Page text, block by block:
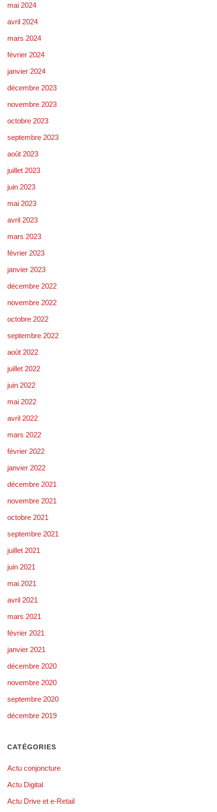
mai 2024
avril 2024
mars 2024
février 2024
janvier 2024
décembre 2023
novembre 2023
octobre 2023
septembre 2023
août 2023
juillet 2023
juin 2023
mai 2023
avril 2023
mars 2023
février 2023
janvier 2023
décembre 2022
novembre 2022
octobre 2022
septembre 2022
août 2022
juillet 2022
juin 2022
mai 2022
avril 2022
mars 2022
février 2022
janvier 2022
décembre 2021
novembre 2021
octobre 2021
septembre 2021
juillet 2021
juin 2021
mai 2021
avril 2021
mars 2021
février 2021
janvier 2021
décembre 2020
novembre 2020
septembre 2020
décembre 2019
CATÉGORIES
Actu conjoncture
Actu Digital
Actu Drive et e-Retail